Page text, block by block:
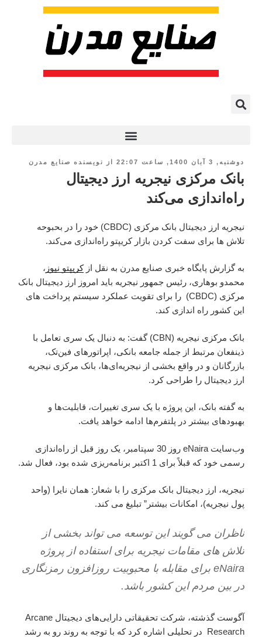
دوشنبه, 3 آبان 1400, ساعت 22:07 از نویسنده صنایع مدرن
بانک مرکزی نیجریه ارز دیجیتال
راه‌اندازی می‌کند
نیجریه ارز دیجیتال بانک مرکزی (CBDC) خود را در بحبوحه
تلاش ها برای سفت کردن بازار کریپتو راه‌اندازی می‌کند.
به گزارش پایگاه خبری صنایع مدرن به نقل ازکریپتو نیوز ،
محمدو بوهاری، رئیس جمهور نیجریه باید امروز ارز دیجیتال بانک
مرکزی (CBDC) را برای تقویت عملکرد سیستم پرداخت های
این کشور راه اندازی کند.
بانک مرکزی نیجریه (CBN) گفت: به دنبال یک سری تعامل با
ذینفعان مرتبط از جمله جامعه بانکی، اپراتورهای فین‌تک،
بازرگانان و در واقع بخشی از نیجریه‌ای‌ها، بانک مرکزی نیجریه
ارز دیجیتال را طراحی کرد.
به گفته بانک، این پروژه با یک سری تغییرات، قابلیت‌ها و
بهبودهای بیشتر در پلتفرم‌ها ادامه خواهد یافت.
وب‌سایت eNaira روز 30 سپتامبر، یک روز قبل از راه‌اندازی
رسمی خود که قبلاً برای 1 اکتبر برنامه‌ریزی شده بود، فعال شد.
نیجریه، ارز دیجیتال بانک مرکزی را با شعار: همان نایرا (واحد
پول نیجریه)، امکانات بیشتر” تبلیغ می کند.
ناظران می گویند این توسعه می تواند بخشی از
تلاش های مقامات نیجریه برای استفاده از پروژه
eNaira برای مقابله با محبوبیت روزافزون رمزنگاری
در بین مردم این کشور باشد.
آگوست گذشته، شرکت تحقیقاتی دارایی‌های دیجیتال Arcane
Research در تحلیلی اشاره کرد که با توجه به روند رو به رشد